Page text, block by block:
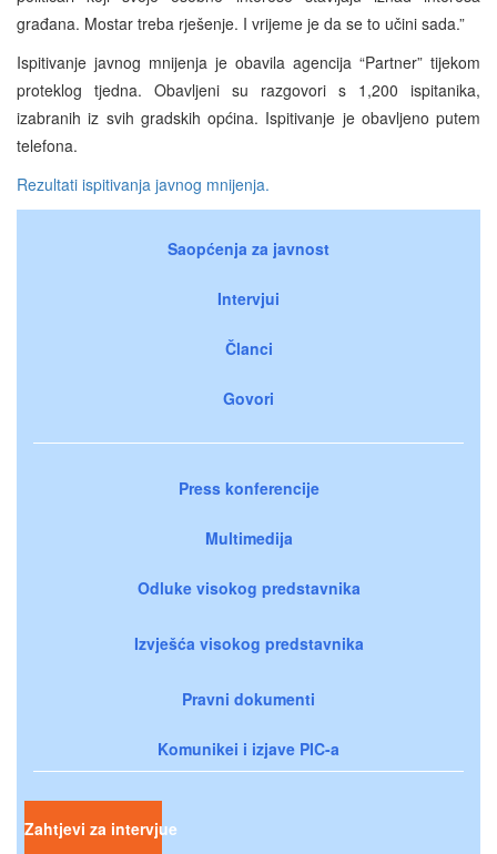
građana. Mostar treba rješenje. I vrijeme je da se to učini sada.”
Ispitivanje javnog mnijenja je obavila agencija “Partner” tijekom
proteklog tjedna. Obavljeni su razgovori s 1,200 ispitanika,
izabranih iz svih gradskih općina. Ispitivanje je obavljeno putem
telefona.
Rezultati ispitivanja javnog mnijenja.
Saopćenja za javnost
Intervjui
Članci
Govori
Press konferencije
Multimedija
Odluke visokog predstavnika
Izvješća visokog predstavnika
Pravni dokumenti
Komunikei i izjave PIC-a
Zahtjevi za intervjue